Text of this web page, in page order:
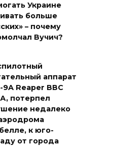
Украине
больше
– почему
Вучич?
аппарат
9A Reaper ВВС
потерпел
недалеко
к юго-
от города